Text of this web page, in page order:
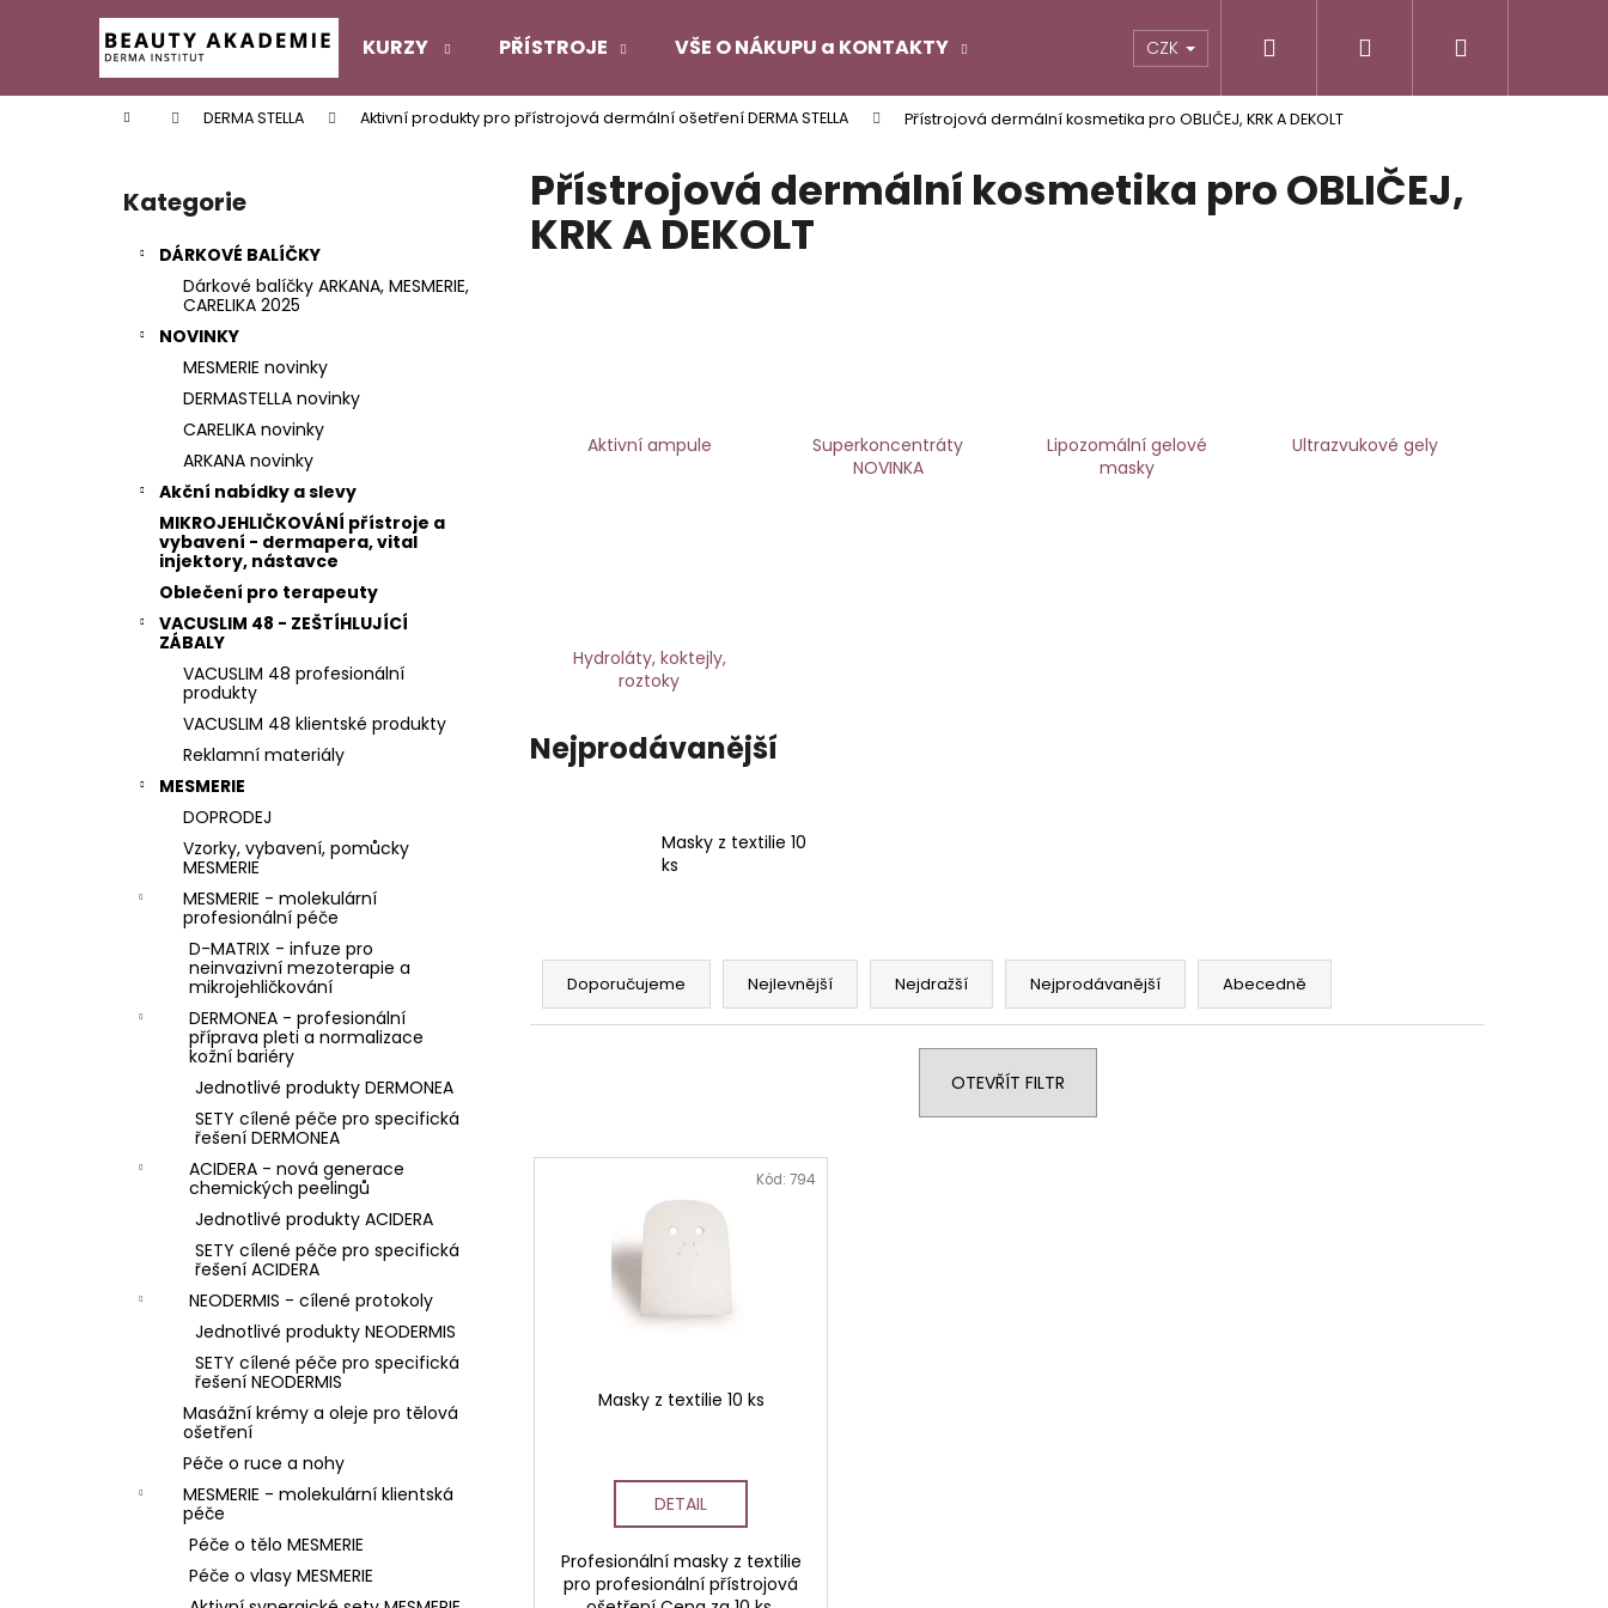
KURZY PŘÍSTROJE VŠE O NÁKUPU a KONTAKTY CZK Přihlášení
Domů DERMA STELLA Aktivní produkty pro přístrojová dermální ošetření DERMA STELLA Přístrojová dermální kosmetika pro OBLIČEJ, KRK A DEKOLT
Přeskočit
kategorie
Kategorie
DÁRKOVÉ BALÍČKY
Dárkové balíčky ARKANA, MESMERIE,
CARELIKA 2025
NOVINKY
MESMERIE novinky
DERMASTELLA novinky
CARELIKA novinky
ARKANA novinky
Akční nabídky a slevy
MIKROJEHLIČKOVÁNÍ přístroje a
vybavení - dermapera, vital
injektory, nástavce
Oblečení pro terapeuty
VACUSLIM 48 - ZEŠTÍHLUJÍCÍ
ZÁBALY
VACUSLIM 48 profesionální
produkty
VACUSLIM 48 klientské produkty
Reklamní materiály
MESMERIE
DOPRODEJ
Vzorky, vybavení, pomůcky
MESMERIE
MESMERIE - molekulární
profesionální péče
D-MATRIX - infuze pro
neinvazivní mezoterapie a
mikrojehličkování
DERMONEA - profesionální
příprava pleti a normalizace
kožní bariéry
Jednotlivé produkty DERMONEA
SETY cílené péče pro specifická
řešení DERMONEA
ACIDERA - nová generace
chemických peelingů
Jednotlivé produkty ACIDERA
SETY cílené péče pro specifická
řešení ACIDERA
NEODERMIS - cílené protokoly
Jednotlivé produkty NEODERMIS
SETY cílené péče pro specifická
řešení NEODERMIS
Masážní krémy a oleje pro tělová
ošetření
Péče o ruce a nohy
MESMERIE - molekulární klientská
péče
Péče o tělo MESMERIE
Péče o vlasy MESMERIE
Přístrojová dermální kosmetika pro OBLIČEJ,
KRK A DEKOLT
Aktivní ampule
Superkoncentráty
NOVINKA
Lipozomální gelové
masky
Ultrazvukové gely
Hydroláty, koktejly,
roztoky
Nejprodávanější
Masky z textilie 10
ks
Ř
z
Doporučujeme Nejlevnější Nejdražší Nejprodávanější Abecedně
OTEVŘÍT FILTR
V
Masky z textilie 10 ks
DETAIL
Profesionální masky z textilie
pro profesionální přístrojová
Kód:794
í
Zpět
do
Zpět
do
Co potřebujete najít?
STERILNÍ NÁSTAVCE PRO DERMAPERO
DERMALIGHTPEN A DERMAQUATRO 36
JEHLIČEK